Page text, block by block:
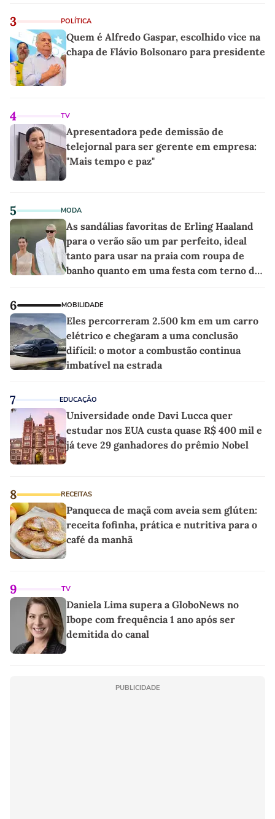
3 POLÍTICA
Quem é Alfredo Gaspar, escolhido vice na
chapa de Flávio Bolsonaro para presidente
4 TV
Apresentadora pede demissão de
telejornal para ser gerente em empresa:
"Mais tempo e paz"
5 MODA
As sandálias favoritas de Erling Haaland
para o verão são um par perfeito, ideal
tanto para usar na praia com roupa de
banho quanto em uma festa com terno de
6 MOBILIDADE
Eles percorreram 2.500 km em um carro
elétrico e chegaram a uma conclusão
difícil: o motor a combustão continua
imbatível na estrada
7 EDUCAÇÃO
Universidade onde Davi Lucca quer
estudar nos EUA custa quase R$ 400 mil e
já teve 29 ganhadores do prêmio Nobel
8 RECEITAS
Panqueca de maçã com aveia sem glúten:
receita fofinha, prática e nutritiva para o
café da manhã
9 TV
Daniela Lima supera a GloboNews no
Ibope com frequência 1 ano após ser
demitida do canal
PUBLICIDADE